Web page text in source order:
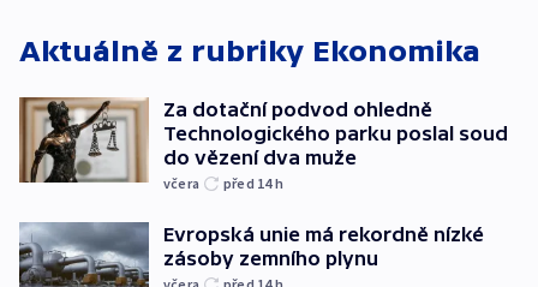
Aktuálně z rubriky Ekonomika
Za dotační podvod ohledně
Technologického parku poslal soud
do vězení dva muže
včera před 14h
Evropská unie má rekordně nízké
zásoby zemního plynu